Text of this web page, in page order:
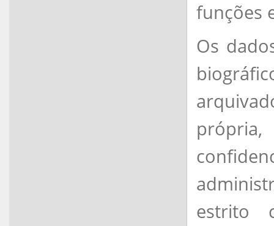
funções
Os
estrito